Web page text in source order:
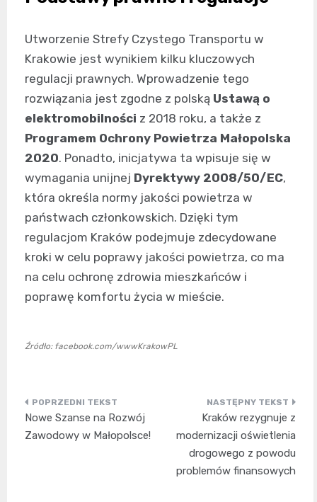
Utworzenie Strefy Czystego Transportu w
Krakowie jest wynikiem kilku kluczowych
regulacji prawnych. Wprowadzenie tego
rozwiązania jest zgodne z polską Ustawą o
elektromobilności z 2018 roku, a także z
Programem Ochrony Powietrza Małopolska
2020. Ponadto, inicjatywa ta wpisuje się w
wymagania unijnej Dyrektywy 2008/50/EC,
która określa normy jakości powietrza w
państwach członkowskich. Dzięki tym
regulacjom Kraków podejmuje zdecydowane
kroki w celu poprawy jakości powietrza, co ma
na celu ochronę zdrowia mieszkańców i
poprawę komfortu życia w mieście.
Źródło: facebook.com/wwwKrakowPL
Nawigacja
wpisu
Nowe Szanse na Rozwój
Zawodowy w Małopolsce!
Kraków rezygnuje z
modernizacji oświetlenia
drogowego z powodu
problemów finansowych